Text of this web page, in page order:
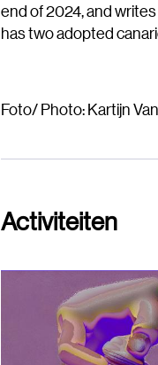
end of 2024, and
has two adopted
Foto/ Photo: Kartijn
Activiteiten